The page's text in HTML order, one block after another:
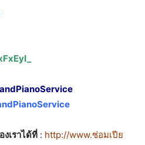
งเราได้ที่ : http://www.ซ่อมเปีย